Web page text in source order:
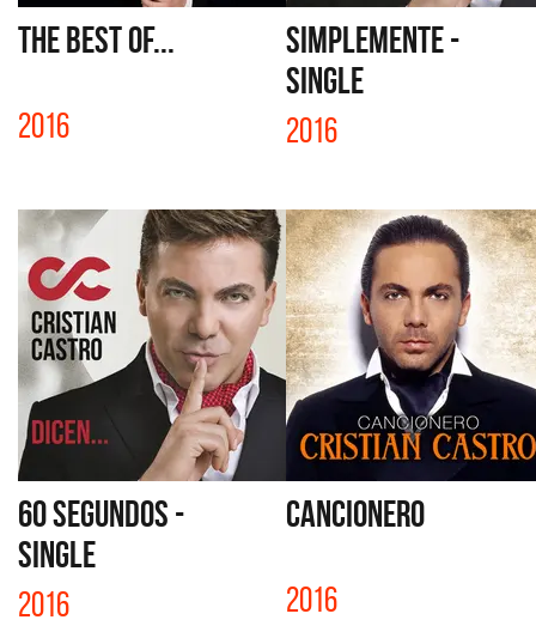
THE BEST OF...
2016
SIMPLEMENTE -
SINGLE
2016
60 SEGUNDOS -
SINGLE
2016
CANCIONERO
2016